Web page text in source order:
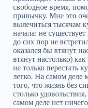
деле мешает нам перестать только страх: того, что жизнь без сигарет уже никогда не принесет столько удовольствия, и страх чувства лишения. На самом деле нет ничего столь далекого от правды. Жизнь без сигарет приносит не только такое же удовольствие, но и бесконечно большее, причем в очень разных аспектах; лишнее здоровье, бодрость и деньги — далеко не все преимущества. Любой курильщик может открыть для себя, что бросить легко — даже вы! От вас требуется одно: прочесть остаток книги, настроившись на восприятие. Чем большее вы сможете осознать, тем проще у вас получится. Даже если отдельных слов вы не поймете, просто следуйте указаниям, и вам будет легко. Что важней всего: вам не придется жить, скучая по сигаретам или страдая от чувства лишения. Единственной загадкой останется — почему вы столько времени этим занимались. Давайте предупрежу. У моего метода есть только две причины неудачи: 1. НЕСПОСОБНОСТЬ ВЫПОЛНИТЬ УКАЗАНИЯ. Некоторых людей раздражает, что я так категоричен относительно некоторых рекомендаций. Например, я скажу вам не пытаться сокращать количество или употреблять заменители вроде леденцов, жвачки и т.п. (в частности, все, что содержит никотин). Я так категоричен потому, что свой вопрос я знаю. Не отрицаю, многие успешно бросают, используя подобные уловки, но они преуспевают не